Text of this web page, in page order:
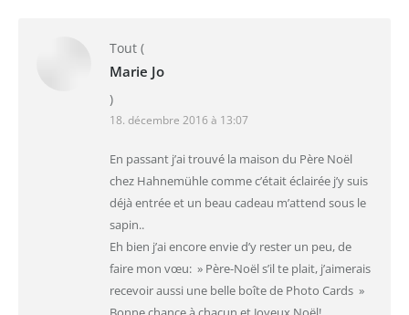
Tout (
Marie Jo
)
18. décembre 2016 à 13:07
En passant j’ai trouvé la maison du Père Noël
chez Hahnemühle comme c’était éclairée j’y suis
déjà entrée et un beau cadeau m’attend sous le
sapin..
Eh bien j’ai encore envie d’y rester un peu, de
faire mon vœu: » Père-Noël s’il te plait, j’aimerais
recevoir aussi une belle boîte de Photo Cards »